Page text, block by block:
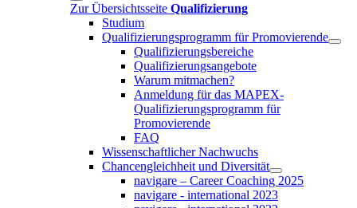
Zur Übersichtsseite Qualifizierung
Studium
Qualifizierungsprogramm für Promovierende
Qualifizierungsbereiche
Qualifizierungsangebote
Warum mitmachen?
Anmeldung für das MAPEX-
Qualifizierungsprogramm für
Promovierende
FAQ
Wissenschaftlicher Nachwuchs
Chancengleichheit und Diversität
navigare – Career Coaching 2025
navigare - international 2023